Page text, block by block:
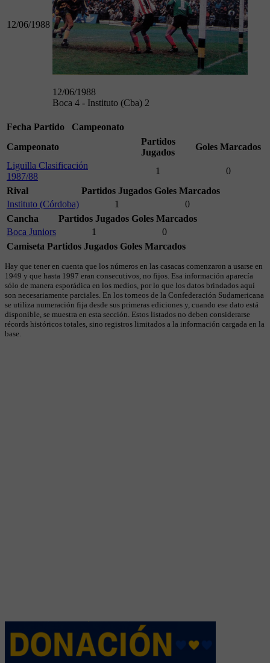
12/06/1988
12/06/1988
Boca 4 - Instituto (Cba) 2
Fecha Partido
Campeonato
Campeonato
Partidos
Jugados
Goles Marcados
Liguilla Clasificación
1987/88
1
0
Rival
Partidos Jugados Goles Marcados
Instituto (Córdoba)
1
0
Cancha
Partidos Jugados Goles Marcados
Boca Juniors
1
0
Camiseta Partidos Jugados Goles Marcados
Hay que tener en cuenta que los números en las casacas comenzaron a usarse en
1949 y que hasta 1997 eran consecutivos, no fijos. Esa información aparecía
sólo de manera esporádica en los medios, por lo que los datos brindados aquí
son necesariamente parciales. En los torneos de la Confederación Sudamericana
se utiliza numeración fija desde sus primeras ediciones y, cuando ese dato está
disponible, se muestra en esta sección. Estos listados no deben considerarse
récords históricos totales, sino registros limitados a la información cargada en la
base.